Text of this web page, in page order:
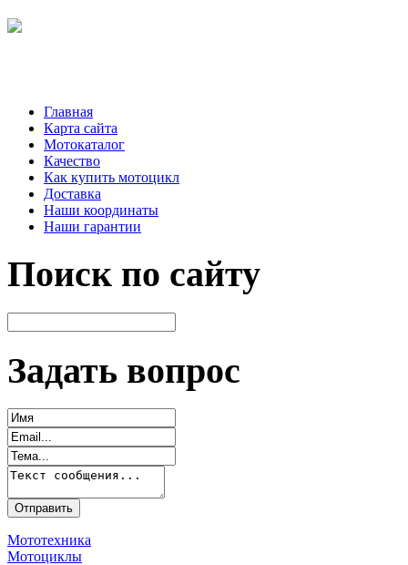
Главная
Карта сайта
Мотокаталог
Качество
Как купить мотоцикл
Доставка
Наши координаты
Наши гарантии
Поиск по сайту
Задать вопрос
Мототехника
Мотоциклы